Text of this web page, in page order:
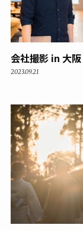
会社撮影 in 大阪
2023.09.21